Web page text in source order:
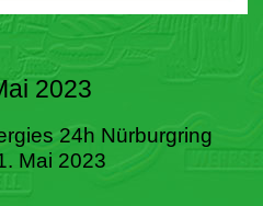
2023
24h Nürburgring
Mai 2023